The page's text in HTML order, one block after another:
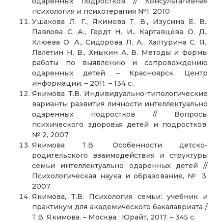
психология и психотерапия №1, 2010
Ушакова Л. Г., Якимова Т. В., Изусина Е. В.,
Павлова С. А., Гердт Н. И., Картавцева О. Д.,
Клюева О. А., Сидорова Л. А., Халтурина С. Я.,
Лалетин Н. В., Хныкин А. В. Методы и формы
работы по выявлению и сопровождению
одаренных детей. – Красноярск. Центр
информации. – 2011. – 134 с.
Якимова Т.В. Индивидуально-типологические
варианты развития личности интеллектуально
одаренных подростков // Вопросы
психического здоровья детей и подростков,
№ 2, 2007
Якимова Т.В. Особенности детско-
родительского взаимодействия и структуры
семьи интеллектуально одаренных детей //
Психологическая наука и образование, № 3,
2007
Якимова, Т.В. Психология семьи: учебник и
практикум для академического бакалавриата /
Т.В. Якимова. – Москва : Юрайт, 2017. – 345 с.